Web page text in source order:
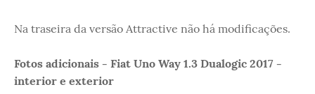
Na traseira da versão Attractive não há modificações.
Fotos adicionais - Fiat Uno Way 1.3 Dualogic 2017 -
interior e exterior